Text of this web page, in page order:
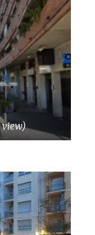
view)